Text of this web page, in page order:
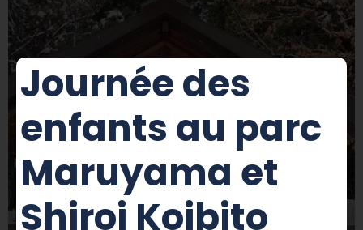
Journée des
enfants au parc
Maruyama et
Shiroi Koibito